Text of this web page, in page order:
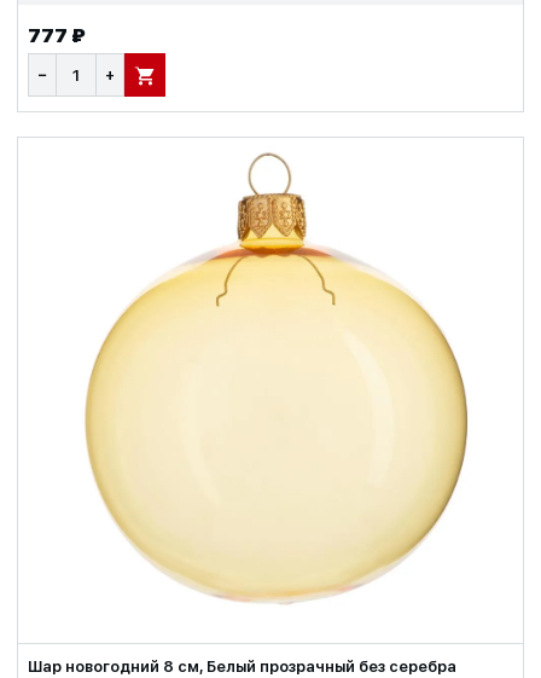
777 ₽
− + В КОРЗИНУ
Шар новогодний 8 см, Белый прозрачный без серебра